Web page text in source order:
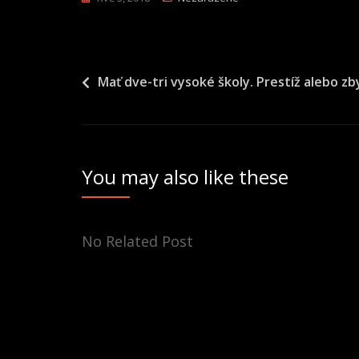
Navigace
Mať dve-tri vysoké školy. Prestíž alebo
You may also like these
No Related Post